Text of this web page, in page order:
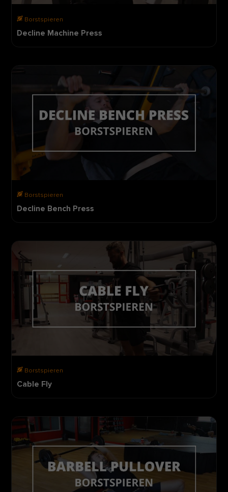
Borstspieren
Decline Machine Press
Borstspieren
Decline Bench Press
Borstspieren
Cable Fly